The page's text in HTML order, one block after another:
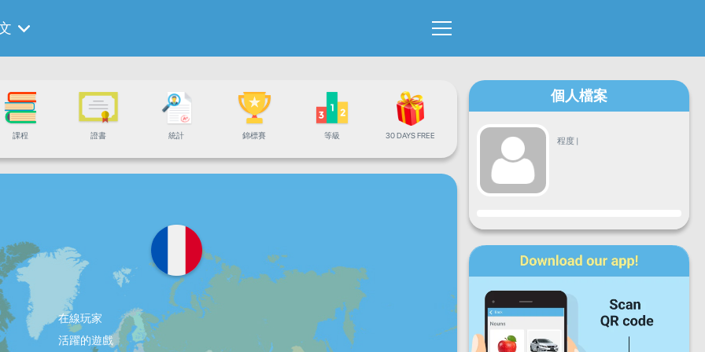
課程 證書 統計 錦標賽 等級 30 DAYS FREE
在線玩家
活躍的遊戲
個人檔案
程度 |
進度
星期一 星期三 星期四